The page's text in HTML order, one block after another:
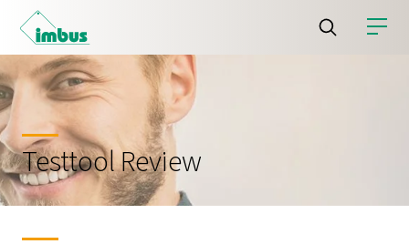
Testtool Review